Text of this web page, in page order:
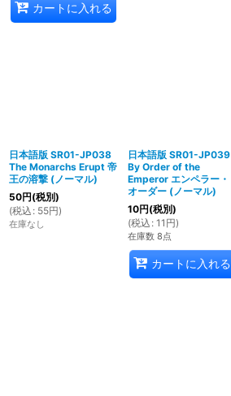
カートに入れる
日本語版 SR01-JP038
The Monarchs Erupt 帝
王の溶撃 (ノーマル)
50円(税別)
(税込 : 55円)
在庫なし
日本語版 SR01-JP039
By Order of the
Emperor エンペラー・
オーダー (ノーマル)
10円(税別)
(税込 : 11 円)
在庫数 8点
カートに入れる